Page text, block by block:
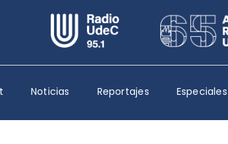
Escuchar Radio UdeC en vivo
Quiénes Somos
Programación
Noticias Reportajes Especiales